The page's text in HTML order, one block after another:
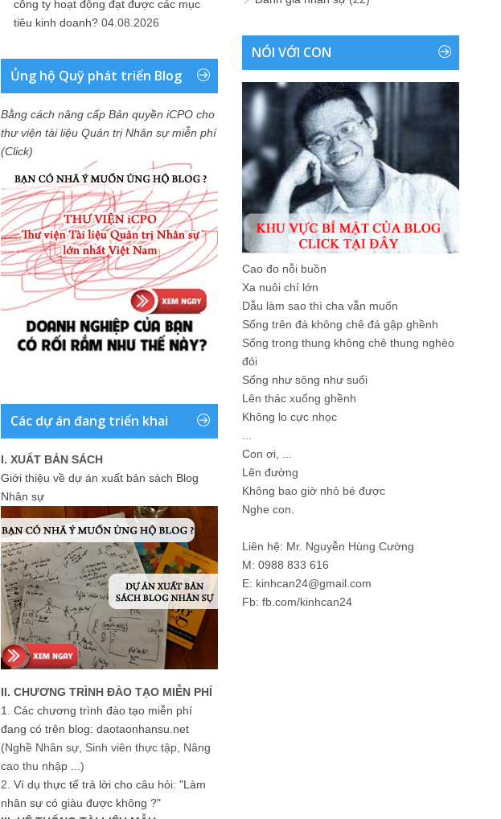
công ty hoạt động đạt được các mục
tiêu kinh doanh? 04.08.2026
Ủng hộ Quỹ phát triển Blog
Bằng cách nâng cấp Bản quyền iCPO cho
thư viện tài liệu Quản trị Nhân sự miễn phí
(Click)
Các dự án đang triển khai
I. XUẤT BẢN SÁCH
Giới thiệu về dự án xuất bản sách Blog
Nhân sự
II. CHƯƠNG TRÌNH ĐÀO TẠO MIỄN PHÍ
1. Các chương trình đào tạo miễn phí
đang có trên blog: daotaonhansu.net
(Nghề Nhân sự, Sinh viên thực tập, Nâng
cao thu nhập ...)
2. Ví dụ thực tế trả lời cho câu hỏi: "Làm
nhân sự có giàu được không ?"
NÓI VỚI CON
Cao đo nỗi buồn
Xa nuôi chí lớn
Dẫu làm sao thì cha vẫn muốn
Sống trên đá không chê đá gập ghềnh
Sống trong thung không chê thung nghèo
đói
Sống như sông như suối
Lên thác xuống ghềnh
Không lo cực nhọc
Con ơi, ...
Lên đường
Không bao giờ nhỏ bé được
Nghe con.
Liên hệ: Mr. Nguyễn Hùng Cường
M: 0988 833 616
E: kinhcan24@gmail.com
Fb: fb.com/kinhcan24